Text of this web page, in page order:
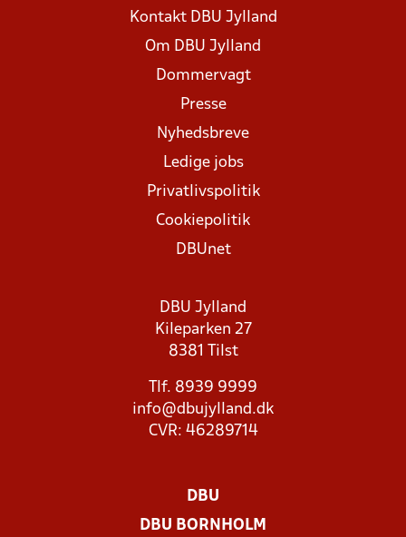
Kontakt DBU Jylland
Om DBU Jylland
Dommervagt
Presse
Nyhedsbreve
Ledige jobs
Privatlivspolitik
Cookiepolitik
DBUnet
DBU Jylland
Kileparken 27
8381 Tilst
Tlf. 8939 9999
info@dbujylland.dk
CVR: 46289714
DBU
DBU BORNHOLM